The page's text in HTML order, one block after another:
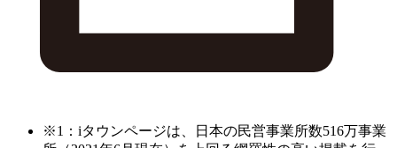
※1：iタウンページは、日本の民営事業所数516万事業